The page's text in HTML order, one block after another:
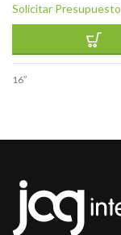
Solicitar Presupuesto
16″